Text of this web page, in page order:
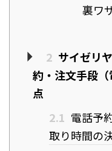
裏ワ
2 サイゼリ
約・注文手段
点
2.1 電話予
取り時間の